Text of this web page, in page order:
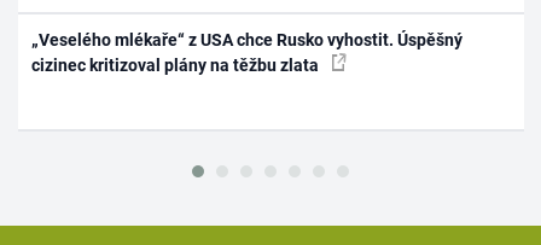
„Veselého mlékaře“ z USA chce Rusko vyhostit. Úspěšný
cizinec kritizoval plány na těžbu zlata